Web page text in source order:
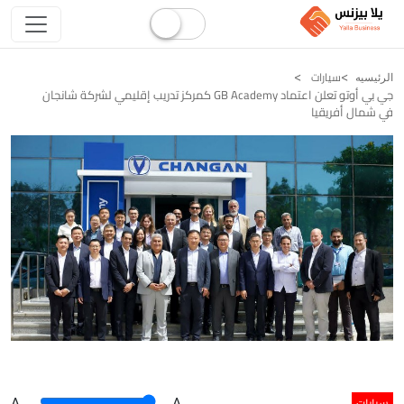
الرئيسيه سيارات
جي بي أوتو تعلن اعتماد GB Academy كمركز تدريب إقليمي لشركة شانجان
في شمال أفريقيا